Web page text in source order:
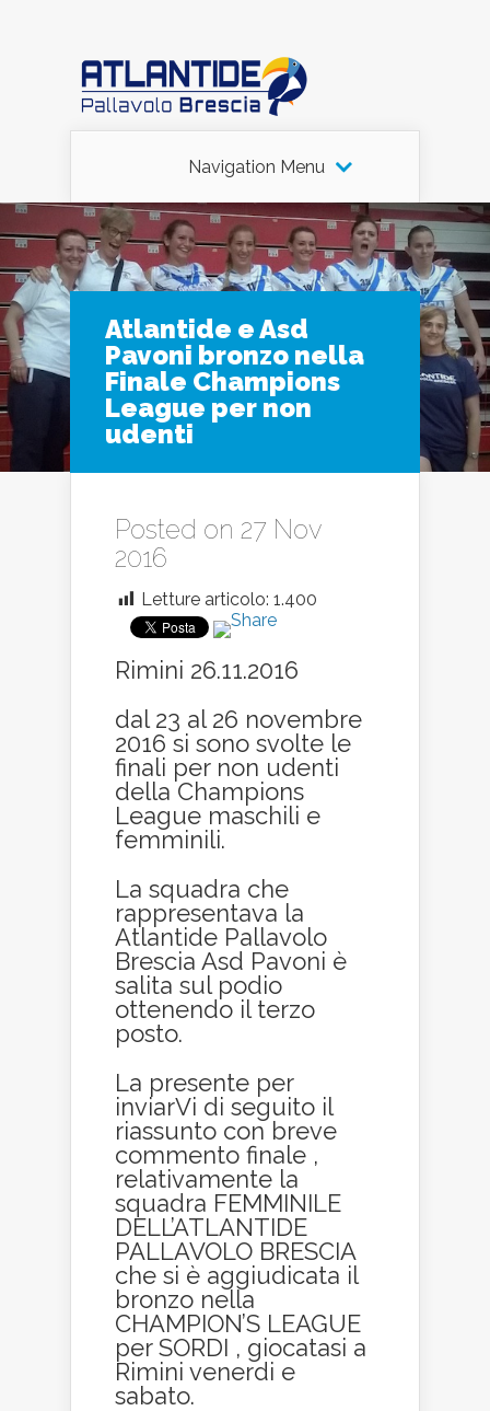
Navigation Menu
Atlantide e Asd
Pavoni bronzo nella
Finale Champions
League per non
udenti
Posted on 27 Nov
2016
Letture articolo: 1.400
Rimini 26.11.2016
dal 23 al 26 novembre
2016 si sono svolte le
finali per non udenti
della Champions
League maschili e
femminili.
La squadra che
rappresentava la
Atlantide Pallavolo
Brescia Asd Pavoni è
salita sul podio
ottenendo il terzo
posto.
La presente per
inviarVi di seguito il
riassunto con breve
commento finale ,
relativamente la
squadra FEMMINILE
DELL’ATLANTIDE
PALLAVOLO BRESCIA
che si è aggiudicata il
bronzo nella
CHAMPION’S LEAGUE
per SORDI , giocatasi a
Rimini venerdi e
sabato.